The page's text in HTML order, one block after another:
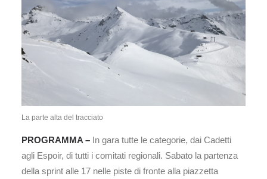
La parte alta del tracciato
PROGRAMMA – In gara tutte le categorie, dai Cadetti
agli Espoir, di tutti i comitati regionali. Sabato la partenza
della sprint alle 17 nelle piste di fronte alla piazzetta